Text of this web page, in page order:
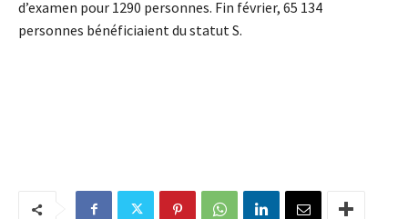
d’examen pour 1290 personnes. Fin février, 65 134
personnes bénéficiaient du statut S.